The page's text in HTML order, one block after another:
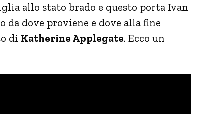
allo stato brado e questo porta Ivan
da dove proviene e dove alla fine
di Katherine Applegate. Ecco un